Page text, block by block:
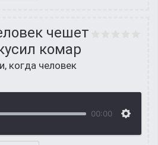
чешет
комар
когда человек
00:00